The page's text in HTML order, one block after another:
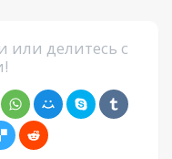
или делитесь с